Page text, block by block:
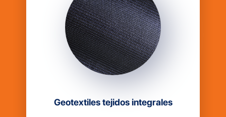
Geotextiles tejidos integrales